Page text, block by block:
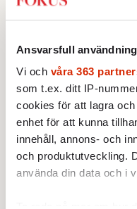
Ansvarsfull
Vi och våra 363
som t.ex. ditt IP-
cookies för att lagra
enhet för att kunna
innehåll, annons- och
och produktutveckling.
använda din data och i
använde mig av
hanterat SD, med
hanterades i
”I det politiskt
som går. I det
sig